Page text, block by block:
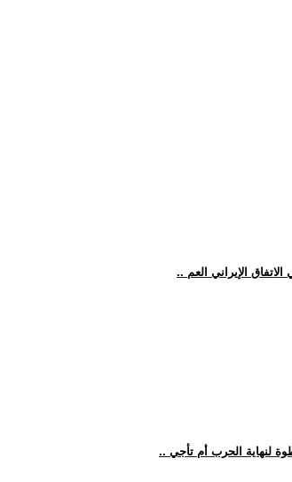
الإيراني العم
لنهاية الحرب أم تأجي